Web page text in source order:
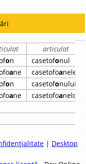
articulat
on casetofonul
ane casetofoanele
on casetofonului
ane casetofoanelor
| Desktop